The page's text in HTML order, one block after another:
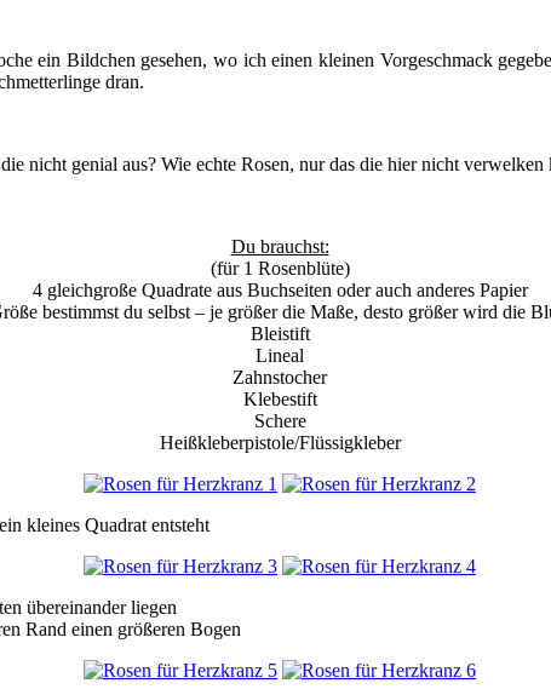
ein Bildchen gesehen, wo ich einen kleinen Vorgeschmack
dran.
die nicht genial aus? Wie echte Rosen, nur das die hier nicht verwelken
Du brauchst:
(für 1 Rosenblüte)
4 gleichgroße Quadrate aus Buchseiten oder auch anderes Papier
bestimmst du selbst – je größer die Maße, desto größer wird die
Bleistift
Lineal
Zahnstocher
Klebestift
Schere
Heißkleberpistole/Flüssigkleber
kleines Quadrat entsteht
übereinander liegen
Rand einen größeren Bogen